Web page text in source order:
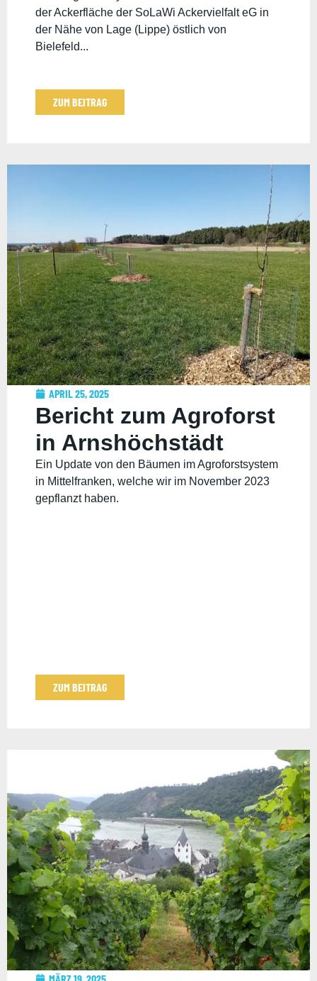
der Ackerfläche der SoLaWi Ackervielfalt eG in
der Nähe von Lage (Lippe) östlich von
Bielefeld...
ZUM BEITRAG
APRIL 25, 2025
Bericht zum Agroforst
in Arnshöchstädt
Ein Update von den Bäumen im Agroforstsystem
in Mittelfranken, welche wir im November 2023
gepflanzt haben.
ZUM BEITRAG